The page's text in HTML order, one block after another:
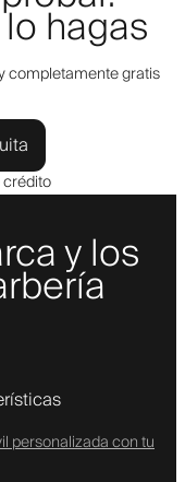
hagas
completamente gratis
y los
personalizada con tu